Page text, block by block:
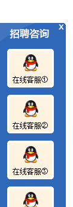
才市场、劳务